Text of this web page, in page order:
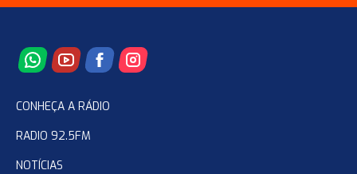
CONHEÇA A RÁDIO
RADIO 92.5FM
NOTÍCIAS